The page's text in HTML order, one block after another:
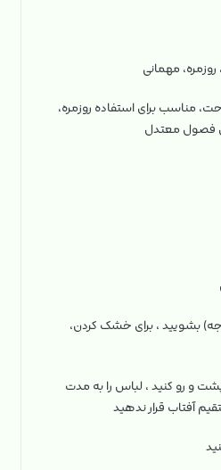
مهمانی
مناسب برای استفاده روزمره،
فصول معتدل
را با آب سرد (۳۰ درجه) بشویید ، برای خشک کردن،
و رو کنید ، لباس را به مدت
آفتاب قرار ندهید